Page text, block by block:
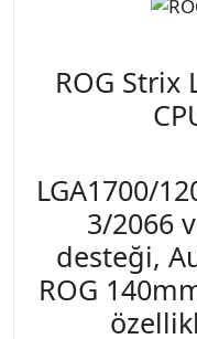
ROG Strix
LGA1700/
3/2066
desteği,
ROG